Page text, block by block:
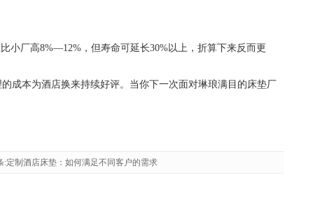
厂高8%—12%，但寿命可延长30%以上，折算下来反而更
本为酒店换来持续好评。当你下一次面对琳琅满目的床垫厂
:定制酒店床垫：如何满足不同客户的需求